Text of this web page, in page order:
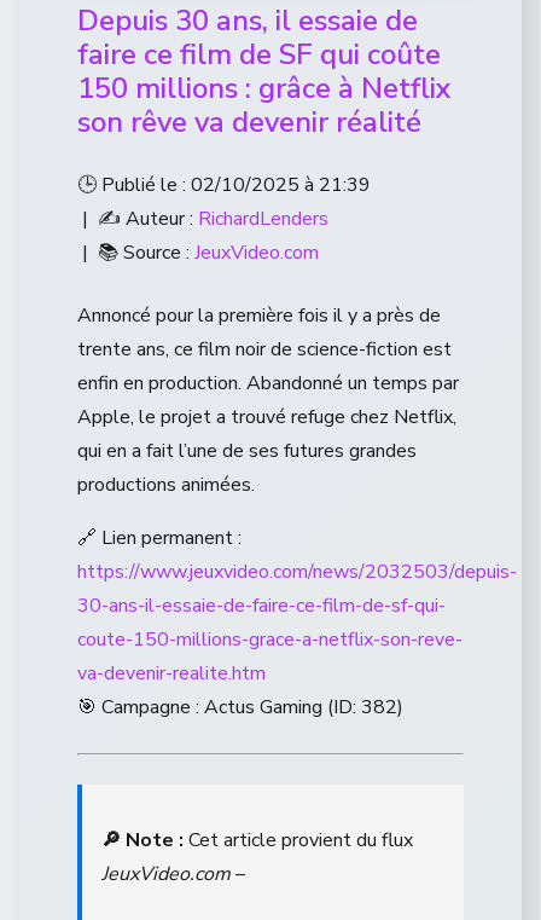
Depuis 30 ans, il essaie de
faire ce film de SF qui coûte
150 millions : grâce à Netflix
son rêve va devenir réalité
🕒 Publié le : 02/10/2025 à 21:39
| ✍️ Auteur : RichardLenders
| 📚 Source : JeuxVideo.com
Annoncé pour la première fois il y a près de
trente ans, ce film noir de science-fiction est
enfin en production. Abandonné un temps par
Apple, le projet a trouvé refuge chez Netflix,
qui en a fait l’une de ses futures grandes
productions animées.
🔗 Lien permanent :
https://www.jeuxvideo.com/news/2032503/depuis-
30-ans-il-essaie-de-faire-ce-film-de-sf-qui-
coute-150-millions-grace-a-netflix-son-reve-
va-devenir-realite.htm
🎯 Campagne : Actus Gaming (ID: 382)
🔎 Note : Cet article provient du flux
JeuxVideo.com–